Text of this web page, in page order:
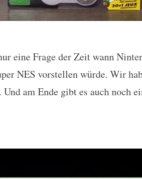
Super Nintendo
eine Frage der Zeit wann
NES vorstellen würde. Wir
am Ende gibt es auch noch